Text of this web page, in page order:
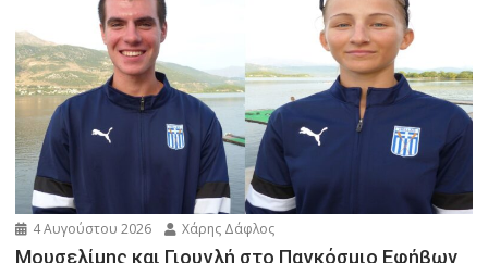
4 Αυγούστου 2026 Χάρης Δάφλος
Μουσελίμης και Γιουγλή στο Παγκόσμιο Εφήβων